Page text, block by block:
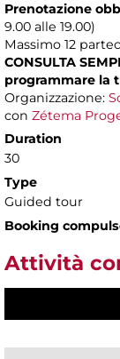
Prenotazione
9.00 alle 19.00)
Massimo 12
CONSULTA
programmare la
Organizzazione:
con Zétema
Duration
30
Type
Guided tour
Booking
Attività